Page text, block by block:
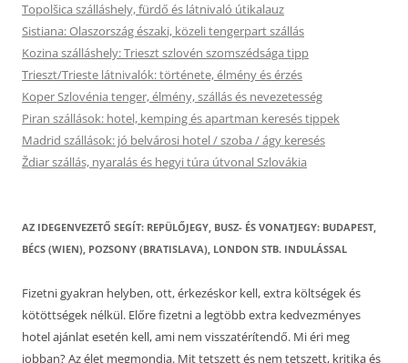
Topolšica szálláshely, fürdő és látnivaló útikalauz
Sistiana: Olaszország északi, közeli tengerpart szállás
Kozina szálláshely: Trieszt szlovén szomszédsága tipp
Trieszt/Trieste látnivalók: története, élmény és érzés
Koper Szlovénia tenger, élmény, szállás és nevezetesség
Piran szállások: hotel, kemping és apartman keresés tippek
Madrid szállások: jó belvárosi hotel / szoba / ágy keresés
Ždiar szállás, nyaralás és hegyi túra útvonal Szlovákia
AZ IDEGENVEZETŐ SEGÍT: REPÜLŐJEGY, BUSZ- ÉS VONATJEGY: BUDAPEST,
BÉCS (WIEN), POZSONY (BRATISLAVA), LONDON STB. INDULÁSSAL
Fizetni gyakran helyben, ott, érkezéskor kell, extra költségek és
kötöttségek nélkül. Előre fizetni a legtöbb extra kedvezményes
hotel ajánlat esetén kell, ami nem visszatérítendő. Mi éri meg
jobban? Az élet megmondja. Mit tetszett és nem tetszett, kritika és